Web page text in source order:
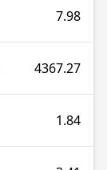
7.98
4367.27
1.84